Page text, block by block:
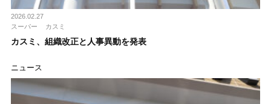
2026.02.27
スーパー
カスミ
カスミ、組織改正と人事異動を発表
ニュース